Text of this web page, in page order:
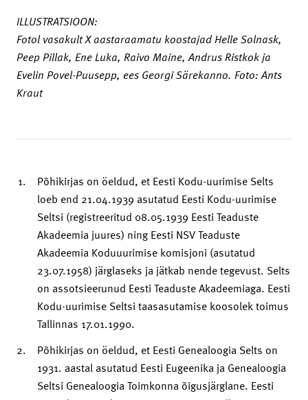
ILLUSTRATSIOON:
Fotol vasakult X aastaraamatu koostajad Helle Solnask,
Peep Pillak, Ene Luka, Raivo Maine, Andrus Ristkok ja
Evelin Povel-Puusepp, ees Georgi Särekanno. Foto: Ants
Kraut
Põhikirjas on öeldud, et Eesti Kodu-uurimise Selts
loeb end 21.04.1939 asutatud Eesti Kodu-uurimise
Seltsi (registreeritud 08.05.1939 Eesti Teaduste
Akadeemia juures) ning Eesti NSV Teaduste
Akadeemia Koduuurimise komisjoni (asutatud
23.07.1958) järglaseks ja jätkab nende tegevust. Selts
on assotsieerunud Eesti Teaduste Akadeemiaga. Eesti
Kodu-uurimise Seltsi taasasutamise koosolek toimus
Tallinnas 17.01.1990.
Põhikirjas on öeldud, et Eesti Genealoogia Selts on
1931. aastal asutatud Eesti Eugeenika ja Genealoogia
Seltsi Genealoogia Toimkonna õigusjärglane. Eesti